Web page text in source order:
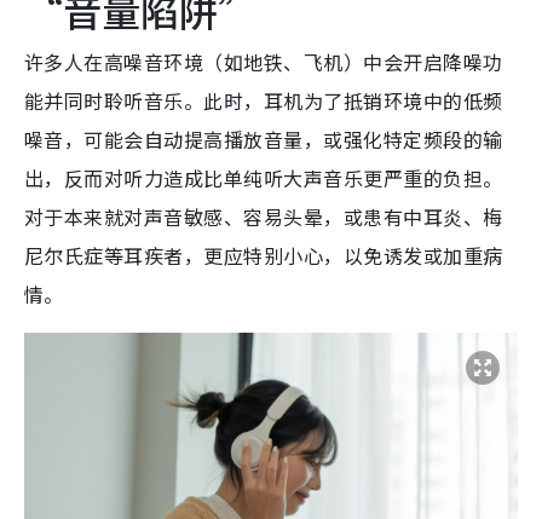
许多人在高噪音环境（如地铁、飞机）中会开启降噪功
能并同时聆听音乐。此时，耳机为了抵销环境中的低频
噪音，可能会自动提高播放音量，或强化特定频段的输
出，反而对听力造成比单纯听大声音乐更严重的负担。
对于本来就对声音敏感、容易头晕，或患有中耳炎、梅
尼尔氏症等耳疾者，更应特别小心，以免诱发或加重病
情。